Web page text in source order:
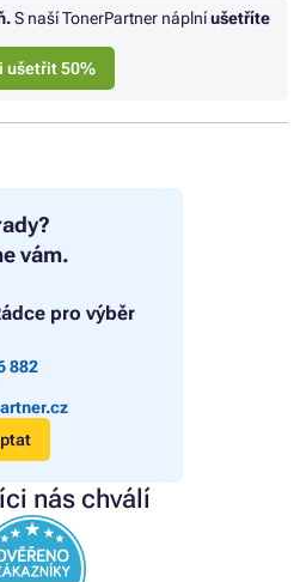
vám.
pro výběr
882
nás chválí
S naší TonerPartner náplníušetříte
ušetřit 50%